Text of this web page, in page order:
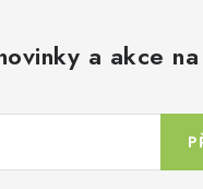
a akce